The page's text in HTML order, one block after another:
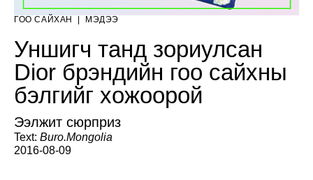
ГОО САЙХАН МЭДЭЭ
Уншигч танд зориулсан
Dior брэндийн гоо сайхны
бэлгийг хожоорой
Ээлжит сюрприз
Text: Buro.Mongolia
2016-08-09